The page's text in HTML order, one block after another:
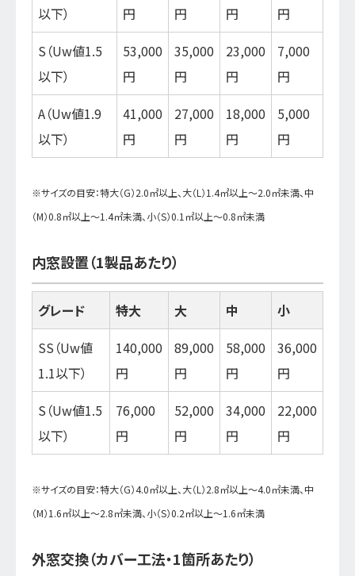
以下）
円
円
円
円
S（Uw値1.5
以下）
53,000
円
35,000
円
23,000
円
7,000
円
A（Uw値1.9
以下）
41,000
円
27,000
円
18,000
円
5,000
円
※サイズの目安：特大（G）2.0㎡以上、大（L）1.4㎡以上～2.0㎡未満、中
（M）0.8㎡以上～1.4㎡未満、小（S）0.1㎡以上～0.8㎡未満
内窓設置（1製品あたり）
グレード 特大 大 中
小
SS（Uw値
1.1以下）
140,000
円
89,000
円
58,000
円
36,000
円
S（Uw値1.5
以下）
76,000
円
52,000
円
34,000
円
22,000
円
※サイズの目安：特大（G）4.0㎡以上、大（L）2.8㎡以上～4.0㎡未満、中
（M）1.6㎡以上～2.8㎡未満、小（S）0.2㎡以上～1.6㎡未満
外窓交換（カバー工法・1箇所あたり）